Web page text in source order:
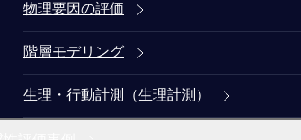
物理要因の評価
階層モデリング
生理・行動計測（生理計測）